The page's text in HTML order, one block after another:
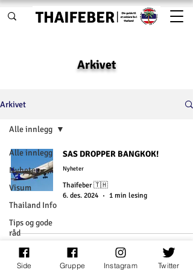
Arkivet
Arkivet
Alle innlegg
Nyheter
Visum
Thailand Info
Tips og gode
råd
Tester og
reiseanmeldelser
Alle innlegg
SAS DROPPER BANGKOK!
Nyheter
Thaifeber 🇹🇭
6. des. 2024
1 min lesing
Følg oss:
Side Gruppe Instagram Twitter